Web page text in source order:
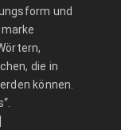
und
die in
können.